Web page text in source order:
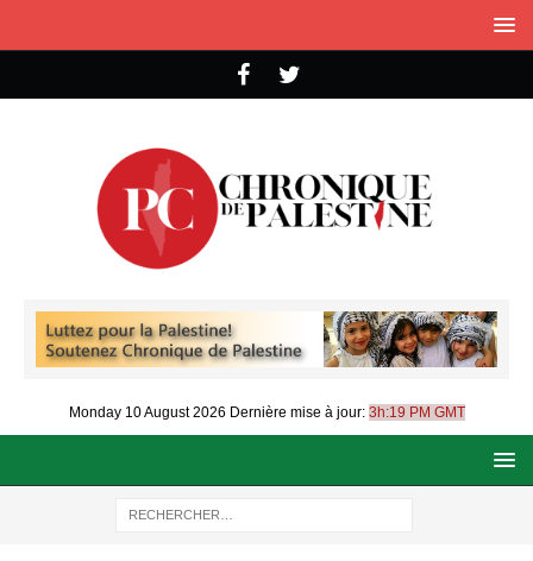
Monday 10 August 2026 Dernière mise à jour: 3h:19 PM GMT